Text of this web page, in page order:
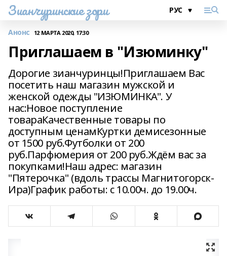
Зианчуринские зори
Анонс 12 МАРТА 2020, 17:30
Приглашаем в "Изюминку"
Дорогие зианчуринцы!Приглашаем Вас
посетить наш магазин мужской и
женской одежды "ИЗЮМИНКА". У
нас:Новое поступление
товараКачественные товары по
доступным ценамКуртки демисезонные
от 1500 руб.Футболки от 200
руб.Парфюмерия от 200 руб.Ждём вас за
покупками!Наш адрес: магазин
"Пятерочка" (вдоль трассы Магнитогорск-
Ира)График работы: с 10.00ч. до 19.00ч.